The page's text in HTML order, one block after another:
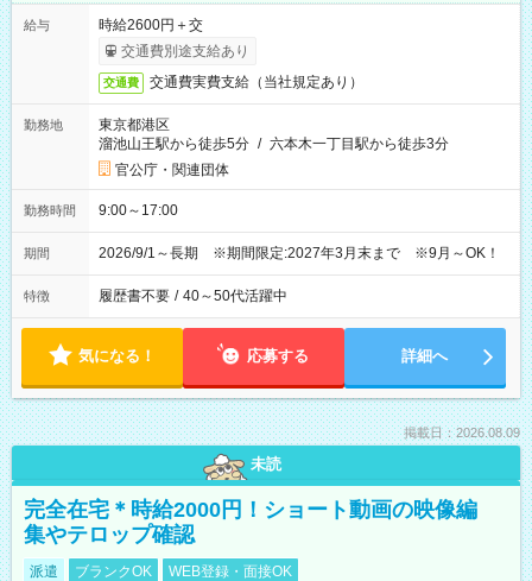
給与
時給2600円＋交
交通費別途支給あり
交通費 交通費実費支給（当社規定あり）
勤務地
東京都港区
溜池山王駅から徒歩5分 / 六本木一丁目駅から徒歩3分
官公庁・関連団体
勤務時間 9:00～17:00
期間 2026/9/1～長期 ※期間限定:2027年3月末まで ※9月～OK！
特徴 履歴書不要 / 40～50代活躍中
気になる！ 応募する 詳細へ
掲載日：2026.08.09
未読
完全在宅＊時給2000円！ショート動画の映像編
集やテロップ確認
派遣 ブランクOK WEB登録・面接OK